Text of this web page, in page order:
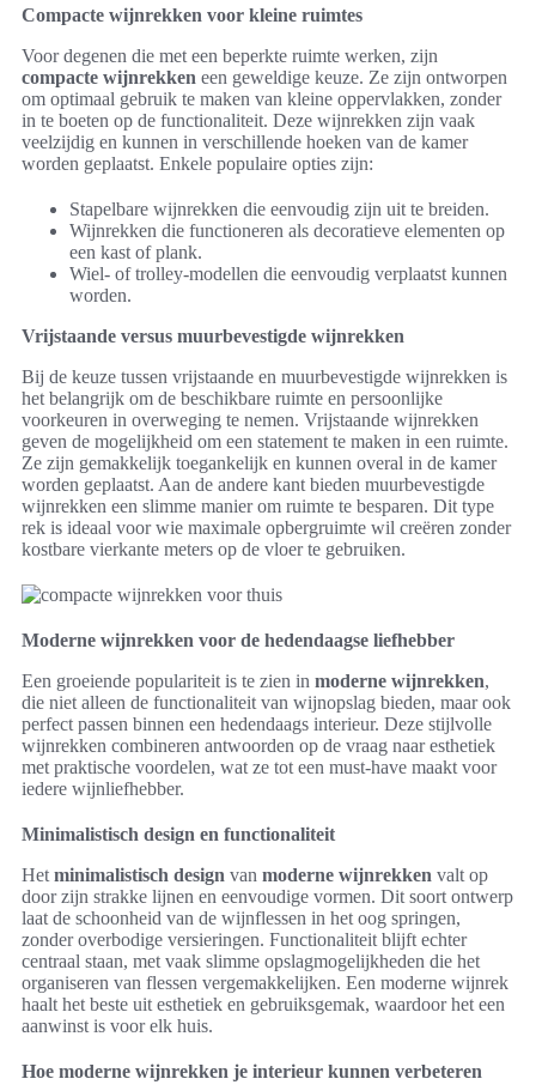
Compacte wijnrekken voor kleine ruimtes
Voor degenen die met een beperkte ruimte werken, zijn
compacte wijnrekken een geweldige keuze. Ze zijn ontworpen
om optimaal gebruik te maken van kleine oppervlakken, zonder
in te boeten op de functionaliteit. Deze wijnrekken zijn vaak
veelzijdig en kunnen in verschillende hoeken van de kamer
worden geplaatst. Enkele populaire opties zijn:
Stapelbare wijnrekken die eenvoudig zijn uit te breiden.
Wijnrekken die functioneren als decoratieve elementen op
een kast of plank.
Wiel- of trolley-modellen die eenvoudig verplaatst kunnen
worden.
Vrijstaande versus muurbevestigde wijnrekken
Bij de keuze tussen vrijstaande en muurbevestigde wijnrekken is
het belangrijk om de beschikbare ruimte en persoonlijke
voorkeuren in overweging te nemen. Vrijstaande wijnrekken
geven de mogelijkheid om een statement te maken in een ruimte.
Ze zijn gemakkelijk toegankelijk en kunnen overal in de kamer
worden geplaatst. Aan de andere kant bieden muurbevestigde
wijnrekken een slimme manier om ruimte te besparen. Dit type
rek is ideaal voor wie maximale opbergruimte wil creëren zonder
kostbare vierkante meters op de vloer te gebruiken.
Moderne wijnrekken voor de hedendaagse liefhebber
Een groeiende populariteit is te zien in moderne wijnrekken,
die niet alleen de functionaliteit van wijnopslag bieden, maar ook
perfect passen binnen een hedendaags interieur. Deze stijlvolle
wijnrekken combineren antwoorden op de vraag naar esthetiek
met praktische voordelen, wat ze tot een must-have maakt voor
iedere wijnliefhebber.
Minimalistisch design en functionaliteit
Het minimalistisch design van moderne wijnrekken valt op
door zijn strakke lijnen en eenvoudige vormen. Dit soort ontwerp
laat de schoonheid van de wijnflessen in het oog springen,
zonder overbodige versieringen. Functionaliteit blijft echter
centraal staan, met vaak slimme opslagmogelijkheden die het
organiseren van flessen vergemakkelijken. Een moderne wijnrek
haalt het beste uit esthetiek en gebruiksgemak, waardoor het een
aanwinst is voor elk huis.
Hoe moderne wijnrekken je interieur kunnen verbeteren